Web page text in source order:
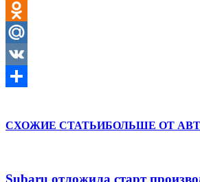
Twitter
Odnoklassniki
Mail.Ru
VK
СХОЖИЕ СТАТЬИБОЛЬШЕ ОТ
Subaru отложила старт